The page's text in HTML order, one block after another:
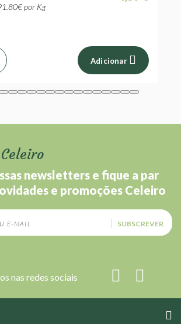
por Kg
Adicionar
newsletters e fique a par
e promoções Celeiro
SUBSCREVER
nas redes sociais